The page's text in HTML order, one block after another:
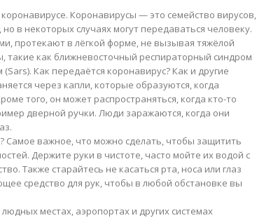
Коронавирусы — это семейство вирусов,
в некоторых случаях могут передаваться человеку.
протекают в лёгкой форме, не вызывая тяжёлой
как ближневосточный респираторный синдром
Как передаётся коронавирус? Как и другие
через капли, которые образуются, когда
того, он может распространяться, когда кто-то
дверной ручки. Люди заражаются, когда они
Самое важное, что можно сделать, чтобы защитить
Держите руки в чистоте, часто мойте их водой с
Также старайтесь не касаться рта, носа или глаз
средство для рук, чтобы в любой обстановке вы
местах, аэропортах и других системах